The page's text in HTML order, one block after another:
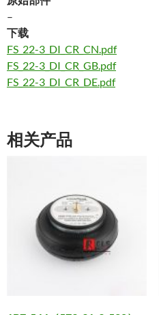
–
下载
FS_22-3_DI_CR_CN.pdf
FS_22-3_DI_CR_GB.pdf
FS_22-3_DI_CR_DE.pdf
相关产品